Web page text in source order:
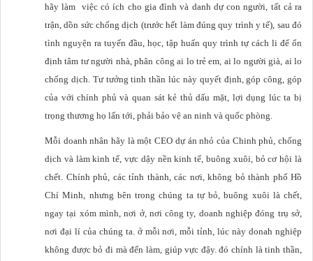
hãy làm việc có ích cho gia đình và danh dự con người, tất cả ra
trận, dồn sức chống dịch (trước hết làm đúng quy trình y tế), sau đó
tình nguyện ra tuyến đầu, học, tập huấn quy trình tự cách li để ổn
định tâm tư người nhà, phân công ai lo trẻ em, ai lo người già, ai lo
chống dịch. Tư tưởng tinh thần lúc này quyết định, góp công, góp
của với chính phủ và quan sát kẻ thủ dấu mặt, lợi dụng lúc ta bị
trọng thương họ lấn tới, phải bảo vệ an ninh và quốc phòng.
Mỗi doanh nhân hãy là một CEO dự án nhỏ của Chinh phủ, chống
dịch và làm kinh tế, vực dậy nền kinh tế, buông xuôi, bỏ cơ hội là
chết. Chính phủ, các tỉnh thành, các nơi, không bỏ thành phố Hồ
Chí Minh, nhưng bên trong chúng ta tự bỏ, buông xuôi là chết,
ngay tại xóm mình, nơi ở, nơi công ty, doanh nghiệp đóng trụ sở,
nơi đại lí của chúng ta. ở mỗi nơi, mỗi tỉnh, lúc này donah nghiệp
không được bỏ đi mà đến làm, giúp vực đậy. đó chính là tinh thần,